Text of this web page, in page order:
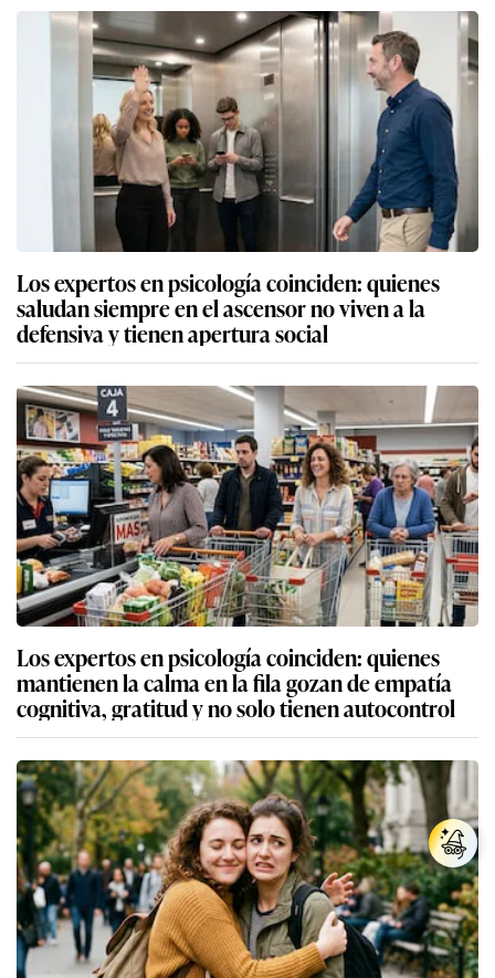
Los expertos en psicología coinciden: quienes
saludan siempre en el ascensor no viven a la
defensiva y tienen apertura social
Los expertos en psicología coinciden: quienes
mantienen la calma en la fila gozan de empatía
cognitiva, gratitud y no solo tienen autocontrol